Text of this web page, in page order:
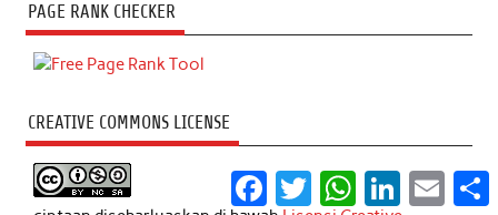
PAGE RANK CHECKER
CREATIVE COMMONS LICENSE
Facebook
Twitter WhatsApp
LinkedInEmail